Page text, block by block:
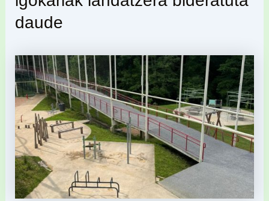
daude